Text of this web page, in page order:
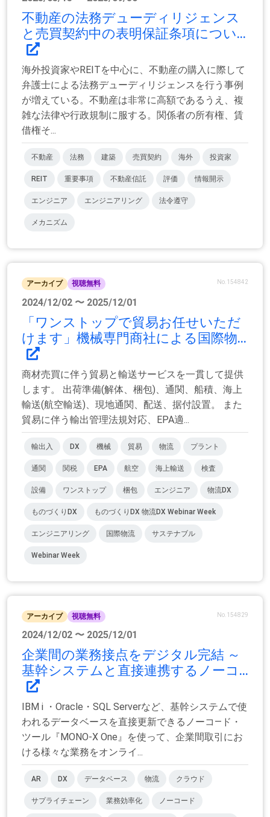
不動産の法務デューディリジェンス
と売買契約中の表明保証条項につい...
海外投資家やREITを中心に、不動産の購入に際して
弁護士による法務デューディリジェンスを行う事例
が増えている。不動産は非常に高額であるうえ、複
雑な法律や行政規制に服する。関係者の所有権、賃
借権そ...
不動産 法務 建築 売買契約 海外 投資家
REIT 重要事項 不動産信託 評価 情報開示
エンジニア エンジニアリング 法令遵守
メカニズム
アーカイブ 視聴無料 No.154842
2024/12/02 〜 2025/12/01
「ワンストップで貿易お任せいただ
けます」機械専門商社による国際物...
商材売買に伴う貿易と輸送サービスを一貫して提供
します。 出荷準備(解体、梱包)、通関、船積、海上
輸送(航空輸送)、現地通関、配送、据付設置。 また
貿易に伴う輸出管理法規対応、EPA適...
輸出入 DX 機械 貿易 物流 プラント
通関 関税 EPA 航空 海上輸送 検査
設備 ワンストップ 梱包 エンジニア 物流DX
ものづくりDX ものづくりDX 物流DX Webinar Week
エンジニアリング 国際物流 サステナブル
Webinar Week
アーカイブ 視聴無料 No.154829
2024/12/02 〜 2025/12/01
企業間の業務接点をデジタル完結 ～
基幹システムと直接連携するノーコ...
IBM i ・Oracle・SQL Serverなど、基幹システムで使
われるデータベースを直接更新できるノーコ―ド・
ツール『MONO-X One』を使って、企業間取引にお
ける様々な業務をオンライ...
AR DX データベース 物流 クラウド
サプライチェーン 業務効率化 ノーコード